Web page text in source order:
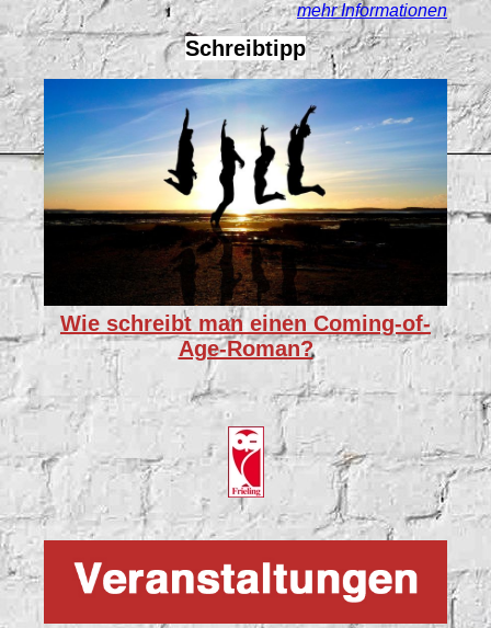
mehr Informationen
Schreibtipp
Wie schreibt man einen Coming-of-
Age-Roman?